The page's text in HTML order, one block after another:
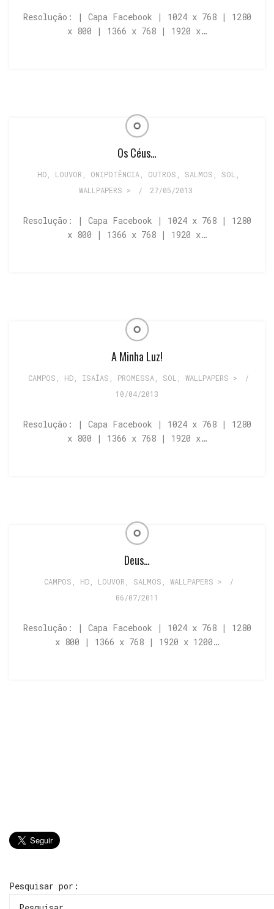
Resolução: | Capa Facebook | 1024 x 768 | 1280
x 800 | 1366 x 768 | 1920 x…
Os Céus…
HD LOUVOR ONIPOTÊNCIA OUTROS SALMOS SOL
WALLPAPERS >
/ 27/05/2013
Resolução: | Capa Facebook | 1024 x 768 | 1280
x 800 | 1366 x 768 | 1920 x…
A Minha Luz!
CAMPOS HD ISAÍAS PROMESSA SOL WALLPAPERS >
/
10/04/2013
Resolução: | Capa Facebook | 1024 x 768 | 1280
x 800 | 1366 x 768 | 1920 x…
Deus…
CAMPOS HD, LOUVOR SALMOS WALLPAPERS >
/
06/07/2011
Resolução: | Capa Facebook | 1024 x 768 | 1280
x 800 | 1366 x 768 | 1920 x 1200…
Pesquisar por: